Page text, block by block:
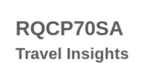
RQCP70SA
Travel Insights